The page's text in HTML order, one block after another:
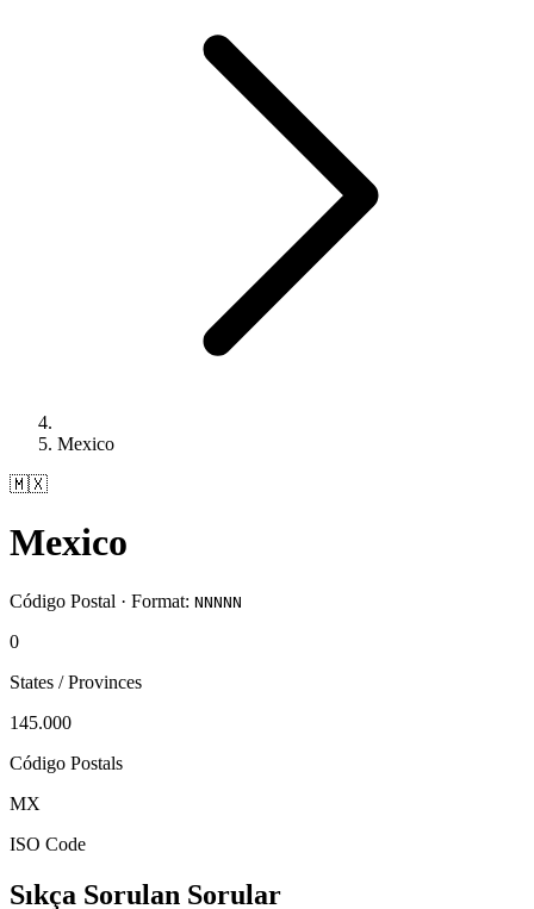
Mexico
🇲🇽
Mexico
Código Postal · Format: NNNNN
0
States / Provinces
145.000
Código Postals
MX
ISO Code
Sıkça Sorulan Sorular